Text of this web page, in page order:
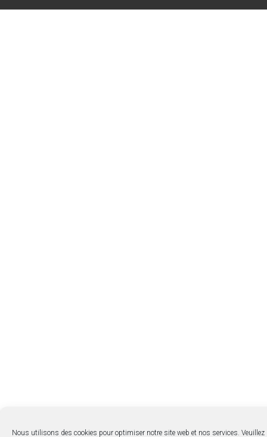
Nous utilisons des cookies pour optimiser notre site web et nos services. Veuillez